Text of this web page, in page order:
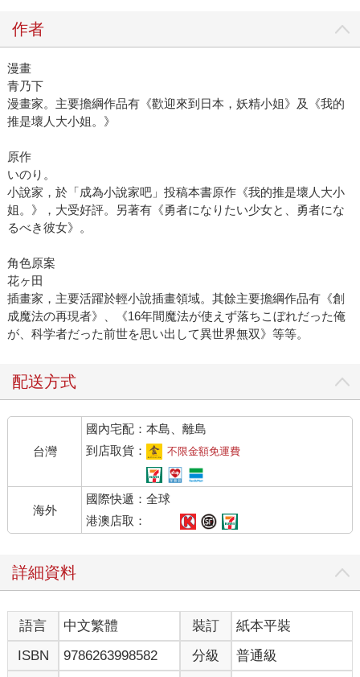
作者
漫畫
青乃下
漫畫家。主要擔綱作品有《歡迎來到日本，妖精小姐》及《我的
推是壞人大小姐。》
原作
いのり。
小說家，於「成為小說家吧」投稿本書原作《我的推是壞人大小
姐。》，大受好評。另著有《勇者になりたい少女と、勇者にな
るべき彼女》。
角色原案
花ヶ田
插畫家，主要活躍於輕小說插畫領域。其餘主要擔綱作品有《創
成魔法の再現者》、《16年間魔法が使えず落ちこぼれだった俺
が、科学者だった前世を思い出して異世界無双》等等。
配送方式
台灣
國內宅配：本島、離島
到店取貨：
不限金額免運費
海外
國際快遞：全球
港澳店取：
詳細資料
語言 中文繁體 裝訂
紙本平裝
ISBN
9786263998582 分級 普通級